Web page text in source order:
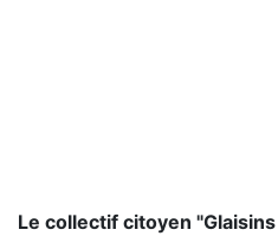
Le collectif citoyen